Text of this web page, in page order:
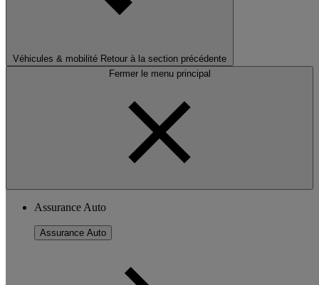
Véhicules & mobilité Retour à la section précédente
Fermer le menu principal
Assurance Auto
Assurance Auto